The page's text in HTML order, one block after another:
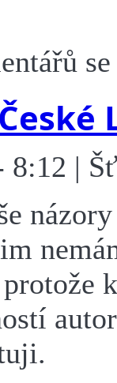
8:12 |